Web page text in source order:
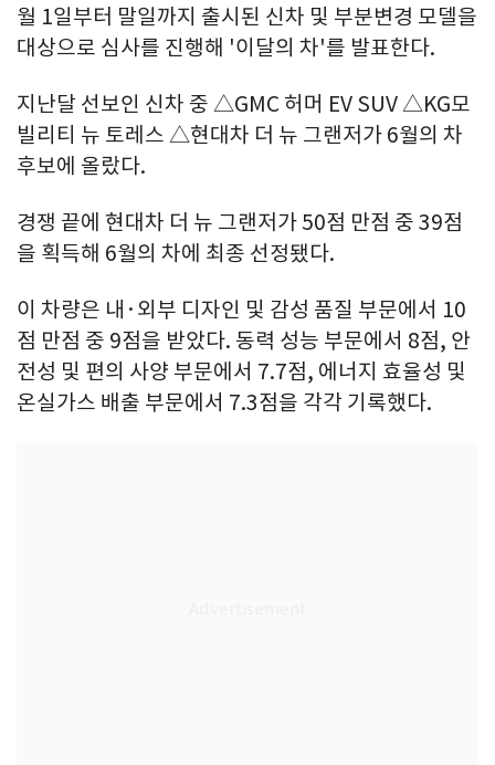
월 1일부터 말일까지 출시된 신차 및 부분변경 모델을
대상으로 심사를 진행해 '이달의 차'를 발표한다.
지난달 선보인 신차 중 △GMC 허머 EV SUV △KG모
빌리티 뉴 토레스 △현대차 더 뉴 그랜저가 6월의 차
후보에 올랐다.
경쟁 끝에 현대차 더 뉴 그랜저가 50점 만점 중 39점
을 획득해 6월의 차에 최종 선정됐다.
이 차량은 내·외부 디자인 및 감성 품질 부문에서 10
점 만점 중 9점을 받았다. 동력 성능 부문에서 8점, 안
전성 및 편의 사양 부문에서 7.7점, 에너지 효율성 및
온실가스 배출 부문에서 7.3점을 각각 기록했다.